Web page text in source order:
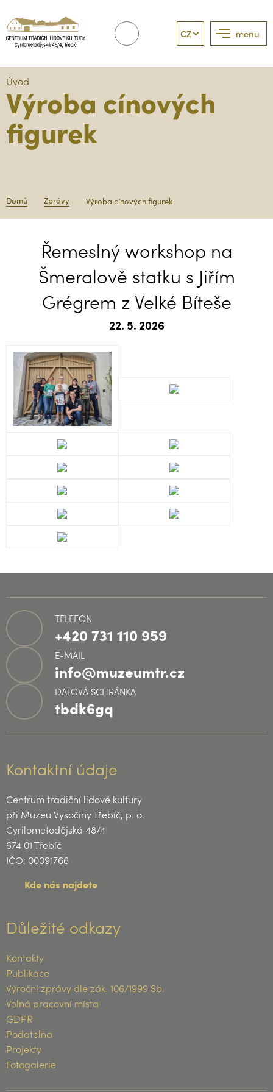
menu
CZ
Úvod
Výroba cínových
figurek
Domů Zprávy Výroba cínových figurek
Řemeslný workshop na
Šmeralově statku s Jiřím
Grégrem z Velké Bíteše
22. 5. 2026
TELEFON
+420 731 110 959
E-MAIL
info@muzeumtr.cz
DATOVÁ SCHRÁNKA
tbdk6gq
Kontaktní údaje
Centrum tradiční lidové kultury
při Muzeu Vysočiny Třebíč, p. o.
Cyrilometodějská 48/4
674 01 Třebíč
IČO: 00091766
Kde nás najdete
Důležité odkazy
Kontakty
Publikace
Výroční zprávy dle zák. 106/1999 Sb.
Volná pracovní místa
GDPR
Podatelna
Projekty
Fotogalerie